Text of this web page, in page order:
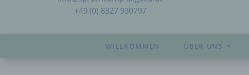
+49 (0) 8327 930797
WILLKOMMEN ÜBER UNS